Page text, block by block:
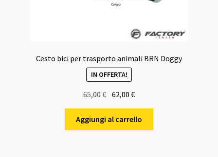
Cesto bici per trasporto animali BRN Doggy
IN OFFERTA!
65,00€
prezzo
originale
era:
62,00€Il
prezzo
attuale
è:
Aggiungi al carrello